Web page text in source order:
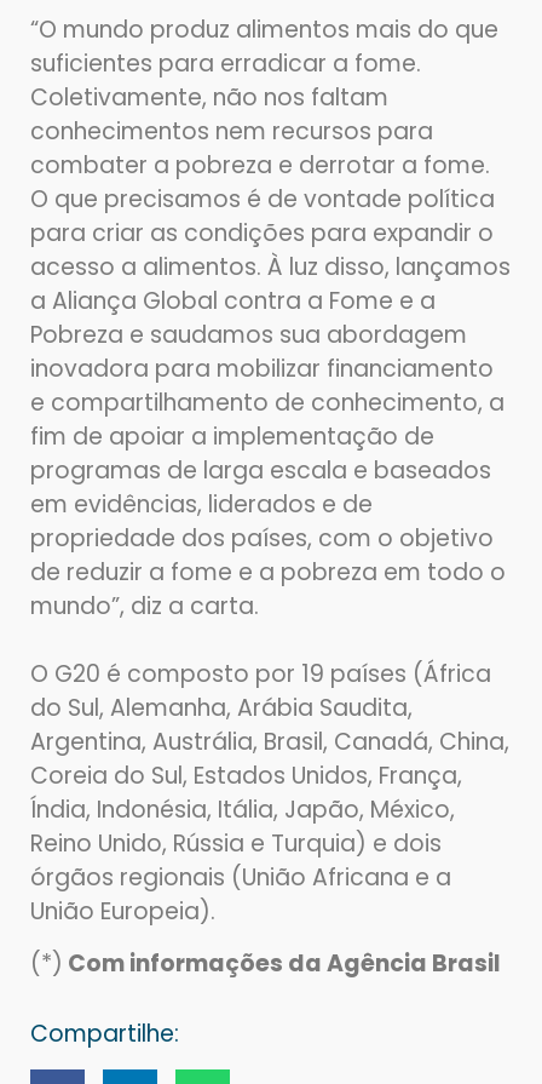
“O mundo produz alimentos mais do que
suficientes para erradicar a fome.
Coletivamente, não nos faltam
conhecimentos nem recursos para
combater a pobreza e derrotar a fome.
O que precisamos é de vontade política
para criar as condições para expandir o
acesso a alimentos. À luz disso, lançamos
a Aliança Global contra a Fome e a
Pobreza e saudamos sua abordagem
inovadora para mobilizar financiamento
e compartilhamento de conhecimento, a
fim de apoiar a implementação de
programas de larga escala e baseados
em evidências, liderados e de
propriedade dos países, com o objetivo
de reduzir a fome e a pobreza em todo o
mundo”, diz a carta.
O G20 é composto por 19 países (África
do Sul, Alemanha, Arábia Saudita,
Argentina, Austrália, Brasil, Canadá, China,
Coreia do Sul, Estados Unidos, França,
Índia, Indonésia, Itália, Japão, México,
Reino Unido, Rússia e Turquia) e dois
órgãos regionais (União Africana e a
União Europeia).
(*) Com informações da Agência Brasil
Compartilhe: